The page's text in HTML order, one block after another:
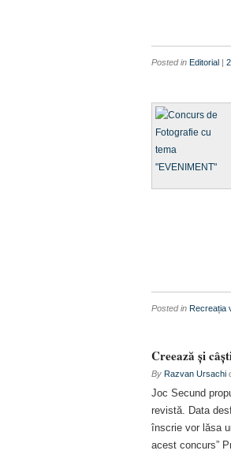
Posted in Editorial |
Posted in Recreația
Creează şi
By Razvan Ursachi
Joc Secund
revistă. Data
înscrie vor lăsa
acest concurs”